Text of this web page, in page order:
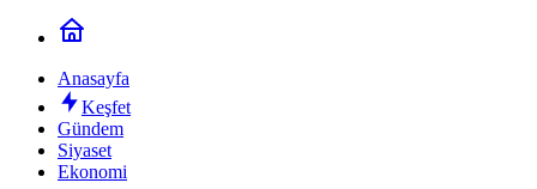
Anasayfa
Keşfet
Gündem
Siyaset
Ekonomi